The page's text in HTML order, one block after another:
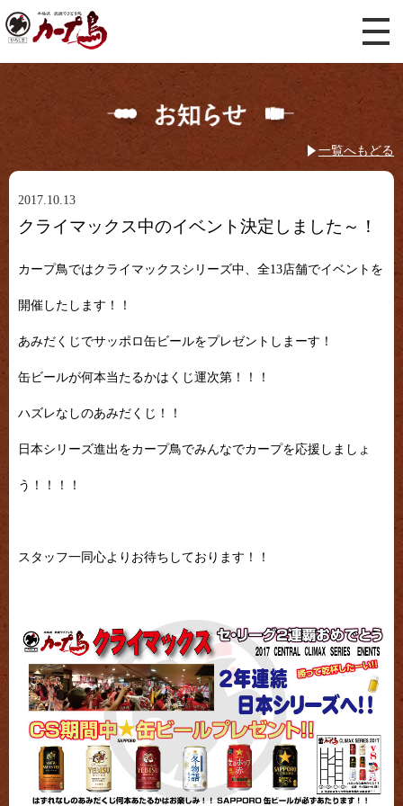
一覧へもどる
2017.10.13
クライマックス中のイベント決定しました～！
カープ鳥ではクライマックスシリーズ中、全13店舗でイベントを
開催したします！！
あみだくじでサッポロ缶ビールをプレゼントしまーす！
缶ビールが何本当たるかはくじ運次第！！！
ハズレなしのあみだくじ！！
日本シリーズ進出をカープ鳥でみんなでカープを応援しましょ
う！！！！
スタッフ一同心よりお待ちしております！！